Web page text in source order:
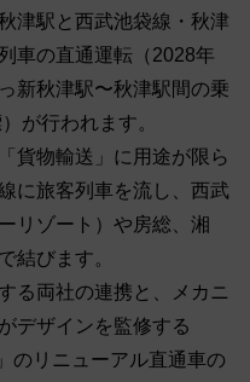
津駅と西武池袋線・秋津
車の直通運転（2028年
新秋津駅〜秋津駅間の乗
が行われます。
貨物輸送」に用途が限ら
に旅客列車を流し、西武
リゾート）や房総、湘
結びます。
る両社の連携と、メカニ
デザインを監修する
のリニューアル直通車の